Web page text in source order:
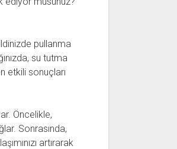
pullanma
su tutma
etkili sonuçları
Öncelikle,
Sonrasında,
artırarak